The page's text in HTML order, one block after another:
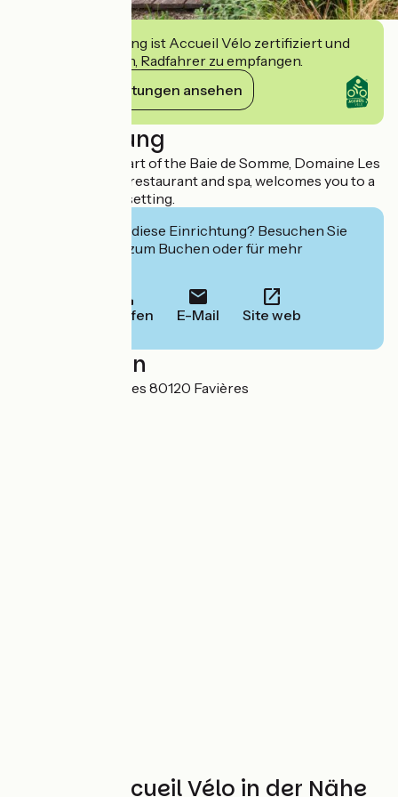
Diese Einrichtung ist Accueil Vélo zertifiziert und
verpflichtet sich, Radfahrer zu empfangen.
Ihre Verpflichtungen ansehen
Beschreibung
Located in the heart of the Baie de Somme, Domaine Les
Saules, a 3* hotel, restaurant and spa, welcomes you to a
verdant, relaxing setting.
Interessiert Sie diese Einrichtung? Besuchen Sie
deren Website zum Buchen oder für mehr
Anrufen E-Mail Site web
Localisation
1075, rue des Forges 80120 Favières
Weitere Accueil Vélo in der Nähe